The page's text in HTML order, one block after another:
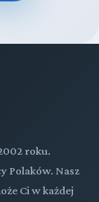
roku.
Polaków. Nasz
Ci w każdej